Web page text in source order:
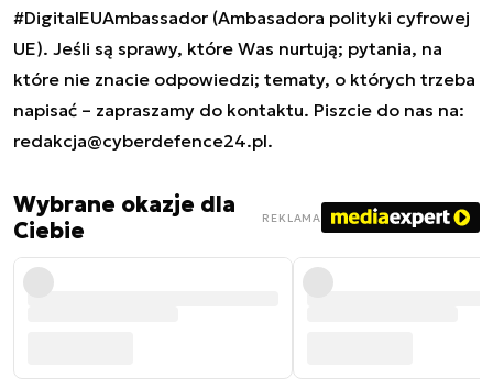
#DigitalEUAmbassador (Ambasadora polityki cyfrowej
UE). Jeśli są sprawy, które Was nurtują; pytania, na
które nie znacie odpowiedzi; tematy, o których trzeba
napisać – zapraszamy do kontaktu. Piszcie do nas na:
redakcja@cyberdefence24.pl.
Wybrane okazje dla
Ciebie
REKLAMA